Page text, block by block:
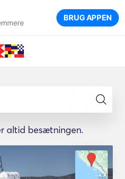
BRUG APPEN
altid besætningen.